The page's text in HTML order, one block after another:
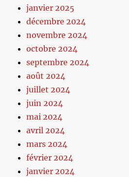
janvier 2025
décembre 2024
novembre 2024
octobre 2024
septembre 2024
août 2024
juillet 2024
juin 2024
mai 2024
avril 2024
mars 2024
février 2024
janvier 2024